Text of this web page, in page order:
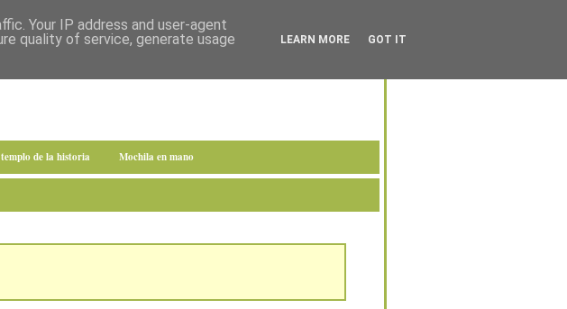
de la historia Mochila en mano
Your IP address and user-agent
quality of service, generate usage
LEARN MORE GOT IT